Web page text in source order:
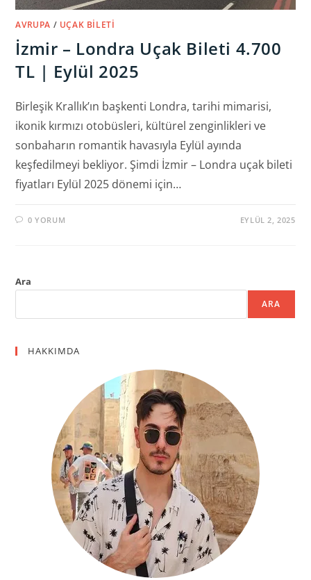
AVRUPA / UÇAK BILETI
İzmir – Londra Uçak Bileti 4.700
TL | Eylül 2025
Birleşik Krallık’ın başkenti Londra, tarihi mimarisi,
ikonik kırmızı otobüsleri, kültürel zenginlikleri ve
sonbaharın romantik havasıyla Eylül ayında
keşfedilmeyi bekliyor. Şimdi İzmir – Londra uçak bileti
fiyatları Eylül 2025 dönemi için…
0 YORUM EYLÜL 2, 2025
Ara
ARA
HAKKIMDA